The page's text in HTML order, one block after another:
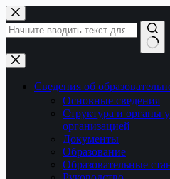
Перейти
к
сути
Ничего
не
найденоСведения об
Основные сведения
Структура и органы
организацией
Документы
Образование
Образовательные